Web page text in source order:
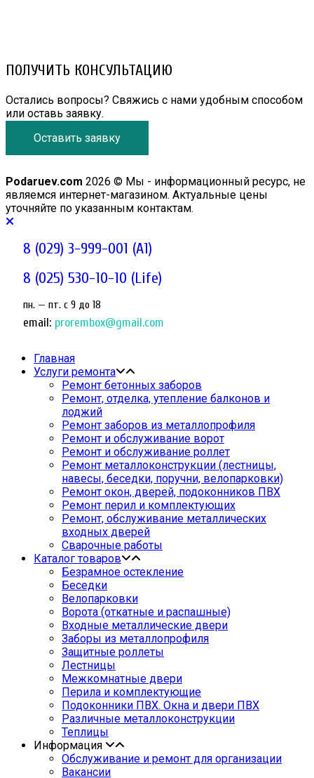
ПОЛУЧИТЬ КОНСУЛЬТАЦИЮ
Остались вопросы? Свяжись с нами удобным способом
или оставь заявку.
Оставить заявку
Podaruev.com 2026 © Мы - информационный ресурс, не
являемся интернет-магазином. Актуальные цены
уточняйте по указанным контактам.
8 (029) 3-999-001 (A1)
8 (025) 530-10-10 (Life)
пн. — пт. c 9 до 18
email: prorembox@gmail.com
Главная
Услуги ремонта
Ремонт бетонных заборов
Ремонт, отделка, утепление балконов и
лоджий
Ремонт заборов из металлопрофиля
Ремонт и обслуживание ворот
Ремонт и обслуживание роллет
Ремонт металлоконструкции (лестницы,
навесы, беседки, поручни, велопарковки)
Ремонт окон, дверей, подоконников ПВХ
Ремонт перил и комплектующих
Ремонт, обслуживание металлических
входных дверей
Сварочные работы
Каталог товаров
Безрамное остекление
Беседки
Велопарковки
Ворота (откатные и распашные)
Входные металлические двери
Заборы из металлопрофиля
Защитные роллеты
Лестницы
Межкомнатные двери
Перила и комплектующие
Подоконники ПВХ. Окна и двери ПВХ
Различные металлоконструкции
Теплицы
Информация
Обслуживание и ремонт для организации
Вакансии